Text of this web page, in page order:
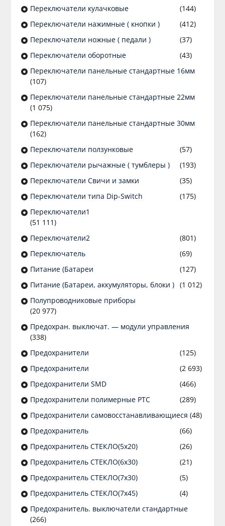
Переключатели кулачковые
(144)
Переключатели нажимные ( кнопки )
(412)
Переключатели ножные ( педали )
(37)
Переключатели оборотные
(43)
Переключатели панельные стандартные 16мм
(107)
Переключатели панельные стандартные 22мм
(1 075)
Переключатели панельные стандартные 30мм
(162)
Переключатели ползунковые
(57)
Переключатели рычажные ( тумблеры )
(193)
Переключатели Свичи и замки
(35)
Переключатели типа Dip-Switch
(175)
Переключатели1
(51 111)
Переключатели2
(801)
Переключатель
(69)
Питание (Батареи
(127)
Питание (Батареи, аккумуляторы, блоки ) (1 012)
Полупроводниковые приборы
(20 977)
Предохран. выключат. — модули управления
(338)
Предохранители
(125)
Предохранители
(2 693)
Предохранители SMD
(466)
Предохранители полимерные PTC
(289)
Предохранители самовосстанавливающиеся (48)
Предохранитель
(66)
Предохранитель СТЕКЛО(5х20)
(26)
Предохранитель СТЕКЛО(6х30)
(21)
Предохранитель СТЕКЛО(7х30)
(5)
Предохранитель СТЕКЛО(7х45)
(4)
Предохранитель. выключатели стандартные
(266)